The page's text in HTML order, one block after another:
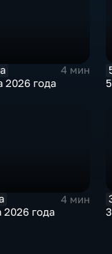
4 мин
2026 года
4 мин
2026 года